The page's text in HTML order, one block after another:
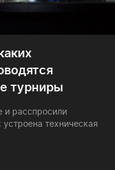
турниры
и расспросили
техническая